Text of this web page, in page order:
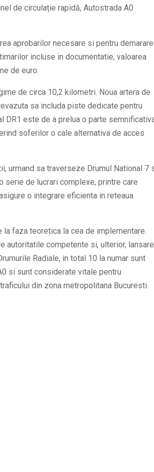
de circulație rapidă, Autostrada A0
aprobarilor necesare si pentru
incluse in documentatie, valoarea
de euro.
de circa 10,2 kilometri. Noua artera de
sa includa piste dedicate pentru
este de a prelua o parte
soferilor o cale alternativa de acces
urmand sa traverseze Drumul National 7
serie de lucrari complexe, printre care
o integrare eficienta in reteaua
faza teoretica la cea de implementare.
autoritatile competente si, ulterior,
Radiale, in total 10 la numar sunt
si sunt considerate vitale pentru
din zona metropolitana Bucuresti.